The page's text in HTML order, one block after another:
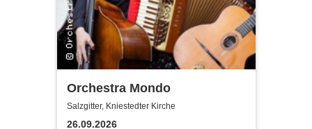
Orchestra Mondo
Salzgitter, Kniestedter Kirche
26.09.2026